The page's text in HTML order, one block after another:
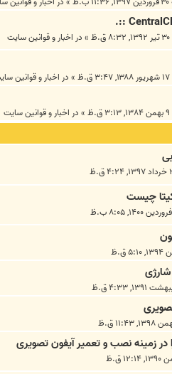
» در اخبار و قوانين سايت
» در اخبار و قوانين
» در اخبار و قوانين سايت
چیست
شارژی
زمینه نصب و تعمیر آیفون تصویری